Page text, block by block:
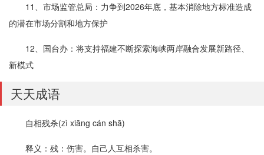
11、市场监管总局：力争到2026年底，基本消除地方标准造成
的潜在市场分割和地方保护
12、国台办：将支持福建不断探索海峡两岸融合发展新路径、
新模式
天天成语
自相残杀(zì xiāng cán shā)
释义：残：伤害。自己人互相杀害。